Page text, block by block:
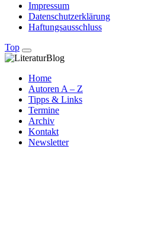
Impressum
Datenschutzerklärung
Haftungsausschluss
Top
Home
Autoren A – Z
Tipps & Links
Termine
Archiv
Kontakt
Newsletter